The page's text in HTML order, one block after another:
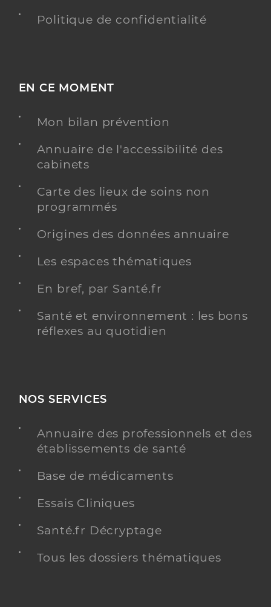
Politique de confidentialité
EN CE MOMENT
Mon bilan prévention
Annuaire de l'accessibilité des
cabinets
Carte des lieux de soins non
programmés
Origines des données annuaire
Les espaces thématiques
En bref, par Santé.fr
Santé et environnement : les bons
réflexes au quotidien
NOS SERVICES
Annuaire des professionnels et des
établissements de santé
Base de médicaments
Essais Cliniques
Santé.fr Décryptage
Tous les dossiers thématiques